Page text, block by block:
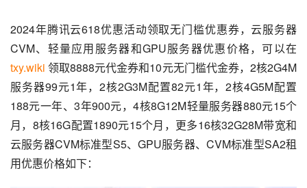
2024年腾讯云618优惠活动领取无门槛优惠券，云服务器
txy.wiki 领取8888元代金券和10元无门槛代金券，2核2G4M
服务器99元1年，2核2G3M配置82元1年，2核4G5M配置
188元一年、3年900元，4核8G12M轻量服务器880元15个
月，8核16G配置1890元15个月，更多16核32G28M带宽和
云服务器CVM标准型S5、GPU服务器、CVM标准型SA2租
用优惠价格如下：